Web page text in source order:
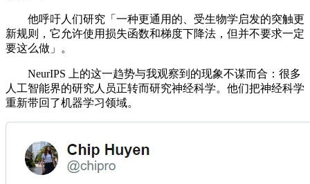
他呼吁人们研究「一种更通用的、受生物学启发的突触更
新规则，它允许使用损失函数和梯度下降法，但并不要求一定
要这么做」。
NeurIPS 上的这一趋势与我观察到的现象不谋而合：很多
人工智能界的研究人员正转而研究神经科学。他们把神经科学
重新带回了机器学习领域。